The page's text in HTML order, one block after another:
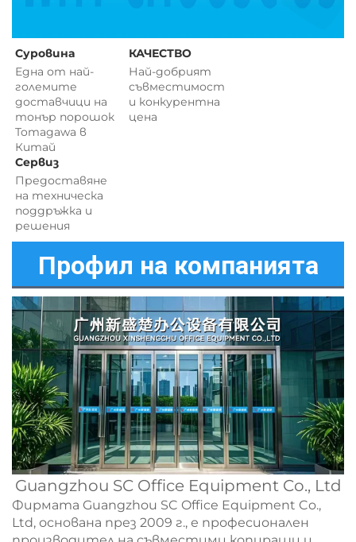
Суровина
Една от най-
големите
доставчици на
тонър порошок
Tomagawa в
Китай
КАЧЕСТВО
Най-добрият
съвместимост
и конкурентна
цена
Сервиз
Предоставяне
на техническа
поддръжка и
решения
Профил на компанията
Guangzhou SC Office Equipment Co., Ltd
Фирмата Guangzhou SC Office Equipment Co.,
Ltd, основана през 2009 г., е професионален